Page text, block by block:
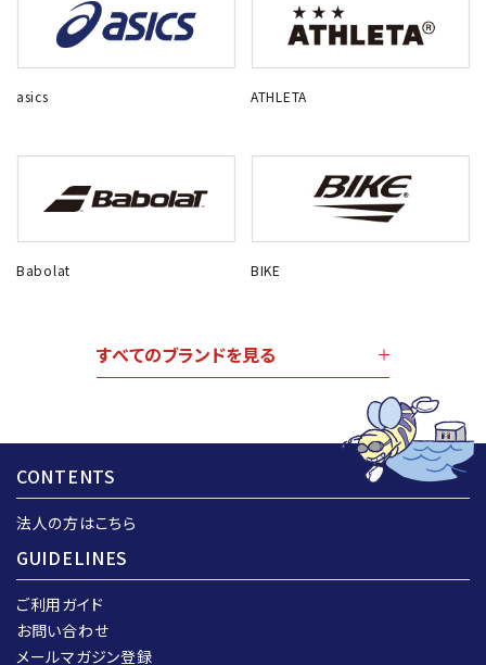
asics ATHLETA
Babolat BIKE
すべてのブランドを見る
CONTENTS
法人の方はこちら
GUIDELINES
ご利用ガイド
お問い合わせ
メールマガジン登録